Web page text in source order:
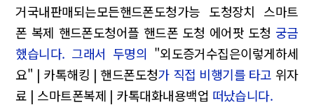
거국내판매되는모든핸드폰도청가능 도청장치 스마트
폰 복제 핸드폰도청어플 핸드폰 도청 에어팟 도청 궁금
했습니다. 그래서 두명의 "외도증거수집은이렇게하세
요" | 카톡해킹 | 핸드폰도청가 직접 비행기를 타고 위자
료 | 스마트폰복제 | 카톡대화내용백업 떠났습니다.